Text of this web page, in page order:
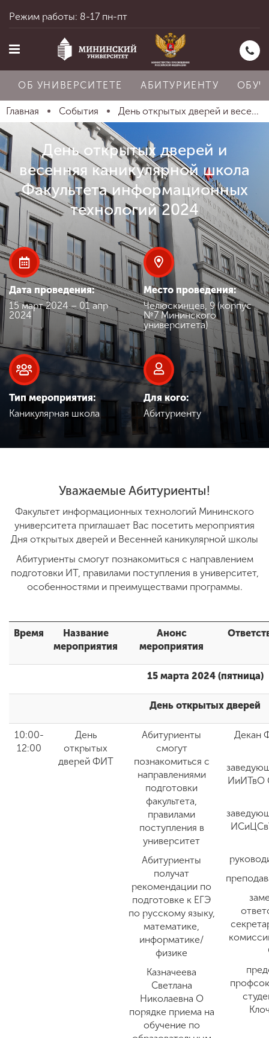
Главная
Об университете
Абитуриенту
Обучение
Наука
Международная
деятельность
Другие виды
деятельности
Сведения об
образовательной
организации
ENG SPN CHI
Приемная
комиссия
Режим работы: 8-17 пн-пт
ОБ УНИВЕРСИТЕТЕ АБИТУРИЕНТУ
Главная События День открытых дверей и весе...
День открытых дверей и
весенняя каникулярной школа
Факультета информационных
технологий 2024
Дата проведения:
15 март 2024 – 01 апр
2024
Место проведения:
Челюскинцев, 9 (корпус
№7 Мининского
университета)
Тип мероприятия:
Каникулярная школа
Для кого:
Абитуриенту
Уважаемые Абитуриенты!
Факультет информационных технологий Мининского
университета приглашает Вас посетить мероприятия
Дня открытых дверей и Весенней каникулярной школы
Абитуриенты смогут познакомиться с направлением
подготовки ИТ, правилами поступления в университет,
особенностями и преимуществами программы.
Время
Название
мероприятия
Анонс
мероприятия
15 марта 2024 (пятница)
День открытых дверей
10:00-
12:00
День
открытых
дверей ФИТ
Абитуриенты
смогут
познакомиться с
направлениями
подготовки
факультета,
правилами
поступления в
университет
Абитуриенты
получат
рекомендации по
подготовке к ЕГЭ
по русскому языку,
математике,
информатике/
физике
Казначеева
Светлана
Николаевна О
порядке приема на
обучение по
Декан
ИиИТвО